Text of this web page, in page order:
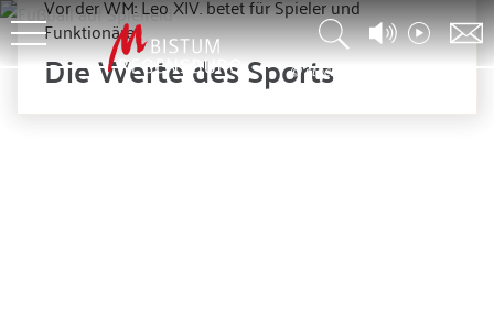
Vor der WM: Leo XIV. betet für Spieler und
Funktionäre
Die Werte des Sports© stock.adobe.com / by-studio